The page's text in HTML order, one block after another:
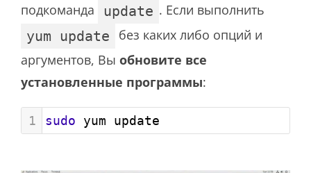
подкоманда
update . Если выполнить
yum update
без каких либо опций и
аргументов, Вы обновите все
установленные программы:
1 sudo yum update